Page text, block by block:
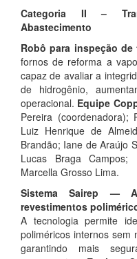
Categoria II –
Abastecimento
Robô para inspeção
fornos de reforma a
capaz de avaliar a
de hidrogênio,
operacional. Equipe
Pereira (coordenadora);
Luiz Henrique de
Brandão; Iane de Araújo
Lucas Braga
Marcella Grosso Lima.
Sistema Sairep —
revestimentos
A tecnologia permite
poliméricos internos sem
garantindo mais